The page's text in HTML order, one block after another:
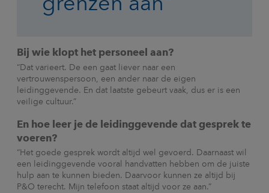
grenzen aan"
Bij wie klopt het personeel aan?
“Dat varieert. De een gaat liever naar een
vertrouwenspersoon, een ander naar de eigen
leidinggevende. En dat laatste gebeurt vaak, dus er is een
veilige cultuur.”
En hoe leer je de leidinggevende dat gesprek te
voeren?
“Het goede gesprek wordt altijd wel gevoerd. Daarnaast wil
een leidinggevende vooral handvatten hebben om de juiste
hulp aan te kunnen bieden. Daarvoor kunnen ze altijd bij
P&O terecht. Mijn telefoon staat altijd voor ze aan.”